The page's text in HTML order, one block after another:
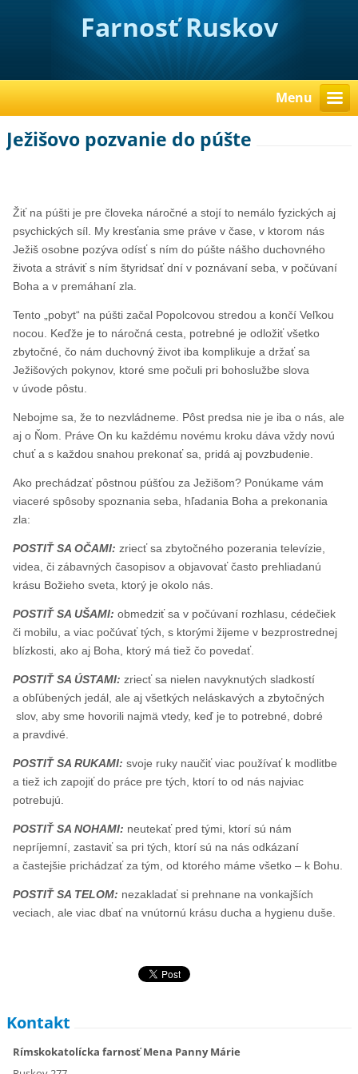
Farnosť Ruskov
Menu
Ježišovo pozvanie do púšte
Žiť na púšti je pre človeka náročné a stojí to nemálo fyzických aj
psychických síl. My kresťania sme práve v čase, v ktorom nás
Ježiš osobne pozýva odísť s ním do púšte nášho duchovného
života a stráviť s ním štyridsať dní v poznávaní seba, v počúvaní
Boha a v premáhaní zla.
Tento „pobyt“ na púšti začal Popolcovou stredou a končí Veľkou
nocou. Keďže je to náročná cesta, potrebné je odložiť všetko
zbytočné, čo nám duchovný život iba komplikuje a držať sa
Ježišových pokynov, ktoré sme počuli pri bohoslužbe slova
v úvode pôstu.
Nebojme sa, že to nezvládneme. Pôst predsa nie je iba o nás, ale
aj o Ňom. Práve On ku každému novému kroku dáva vždy novú
chuť a s každou snahou prekonať sa, pridá aj povzbudenie.
Ako prechádzať pôstnou púšťou za Ježišom? Ponúkame vám
viaceré spôsoby spoznania seba, hľadania Boha a prekonania
zla:
POSTIŤ SA OČAMI: zriecť sa zbytočného pozerania televízie,
videa, či zábavných časopisov a objavovať často prehliadanú
krásu Božieho sveta, ktorý je okolo nás.
POSTIŤ SA UŠAMI: obmedziť sa v počúvaní rozhlasu, cédečiek
či mobilu, a viac počúvať tých, s ktorými žijeme v bezprostrednej
blízkosti, ako aj Boha, ktorý má tiež čo povedať.
POSTIŤ SA ÚSTAMI: zriecť sa nielen navyknutých sladkostí
a obľúbených jedál, ale aj všetkých neláskavých a zbytočných
slov, aby sme hovorili najmä vtedy, keď je to potrebné, dobré
a pravdivé.
POSTIŤ SA RUKAMI: svoje ruky naučiť viac používať k modlitbe
a tiež ich zapojiť do práce pre tých, ktorí to od nás najviac
potrebujú.
POSTIŤ SA NOHAMI: neutekať pred tými, ktorí sú nám
nepríjemní, zastaviť sa pri tých, ktorí sú na nás odkázaní
a častejšie prichádzať za tým, od ktorého máme všetko – k Bohu.
POSTIŤ SA TELOM: nezakladať si prehnane na vonkajších
veciach, ale viac dbať na vnútornú krásu ducha a hygienu duše.
Kontakt
Rímskokatolícka farnosť Mena Panny Márie